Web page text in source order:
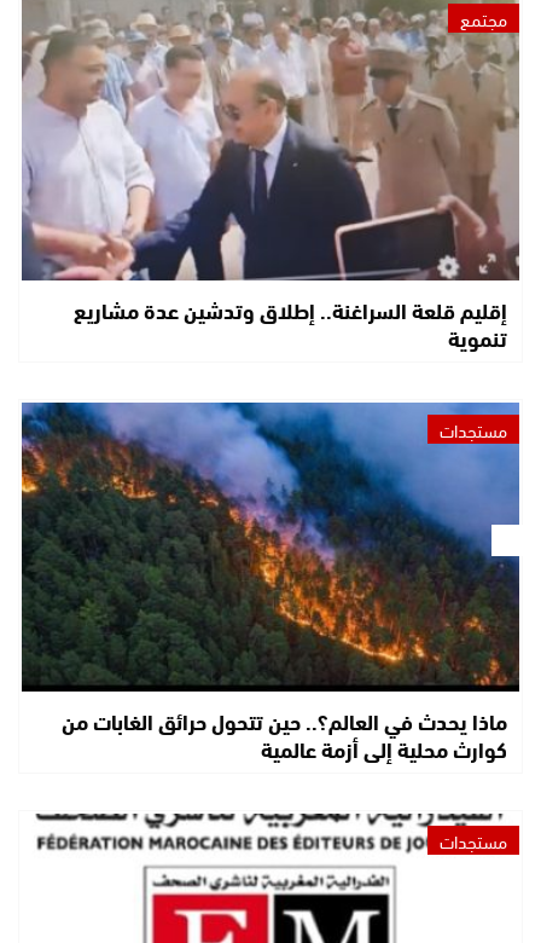
مجتمع
إقليم قلعة السراغنة.. إطلاق وتدشين عدة مشاريع
تنموية
مستجدات
ماذا يحدث في العالم؟.. حين تتحول حرائق الغابات من
كوارث محلية إلى أزمة عالمية
مستجدات